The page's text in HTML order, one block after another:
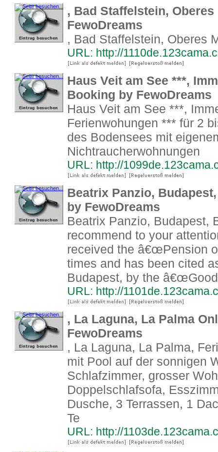
, Bad Staffelstein,
FewoDreams
, Bad Staffelstein, Oberes
URL: http://
Haus Veit am See ***,
Booking by FewoDreams
Haus Veit am See ***,
Ferienwohungen *** für 2
des Bodensees mit
Nichtraucherwohnungen
URL: http://
Beatrix Panzio,
by FewoDreams
Beatrix Panzio, Budapest,
recommend to your
received the â€œPension
times and has been cited
Budapest, by the
URL: http://
, La Laguna, La Palma
FewoDreams
, La Laguna, La Palma,
mit Pool auf der sonnigen
Schlafzimmer, grosser
Doppelschlafsofa,
Dusche, 3 Terrassen, 1
Te
URL: http://